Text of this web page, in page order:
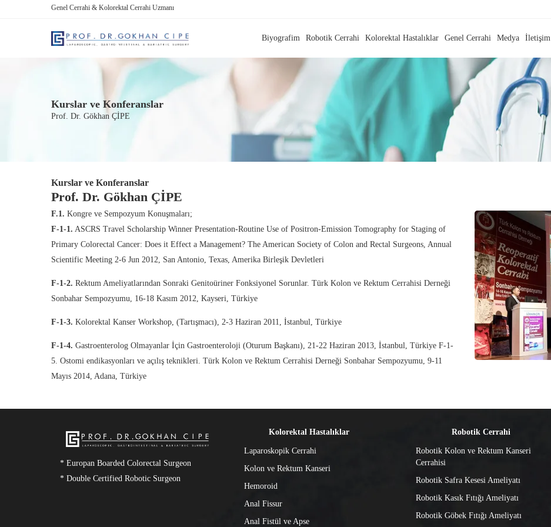
Genel Cerrahi & Kolorektal Cerrahi Uzmanı
Biyografim Robotik Cerrahi Kolorektal Hastalıklar Genel Cerrahi Medya İletişim
Kurslar ve Konferanslar
Prof. Dr. Gökhan ÇİPE
Kurslar ve Konferanslar
Prof. Dr. Gökhan ÇİPE
F.1. Kongre ve Sempozyum Konuşmaları;
F-1-1. ASCRS Travel Scholarship Winner Presentation-Routine Use of Positron-Emission Tomography for Staging of
Primary Colorectal Cancer: Does it Effect a Management? The American Society of Colon and Rectal Surgeons, Annual
Scientific Meeting 2-6 Jun 2012, San Antonio, Texas, Amerika Birleşik Devletleri
F-1-2. Rektum Ameliyatlarından Sonraki Genitoüriner Fonksiyonel Sorunlar. Türk Kolon ve Rektum Cerrahisi Derneği
Sonbahar Sempozyumu, 16-18 Kasım 2012, Kayseri, Türkiye
F-1-3. Kolorektal Kanser Workshop, (Tartışmacı), 2-3 Haziran 2011, İstanbul, Türkiye
F-1-4. Gastroenterolog Olmayanlar İçin Gastroenteroloji (Oturum Başkanı), 21-22 Haziran 2013, İstanbul, Türkiye F-1-
5. Ostomi endikasyonları ve açılış teknikleri. Türk Kolon ve Rektum Cerrahisi Derneği Sonbahar Sempozyumu, 9-11
Mayıs 2014, Adana, Türkiye
* Europan Boarded Colorectal Surgeon
* Double Certified Robotic Surgeon
Kolorektal Hastalıklar
Laparoskopik Cerrahi
Kolon ve Rektum Kanseri
Hemoroid
Anal Fissur
Anal Fistül ve Apse
Robotik Cerrahi
Robotik Kolon ve Rektum Kanseri
Cerrahisi
Robotik Safra Kesesi Ameliyatı
Robotik Kasık Fıtığı Ameliyatı
Robotik Göbek Fıtığı Ameliyatı